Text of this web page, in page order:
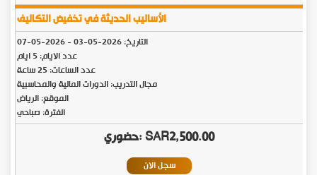
الأساليب الحديثة في تخفيض التكاليف
التاريخ:2026-05-03
-
2026-05-07
عدد الايام: 5 ايام
عدد الساعات: 25 ساعة
مجال التدريب: الدورات المالية والمحاسبية
الموقع: الرياض
الفترة: صباحي
SAR2,500.00
سجل الان